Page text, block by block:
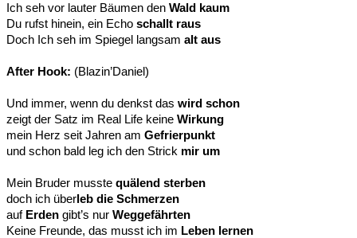
Ich seh vor lauter Bäumen den Wald kaum
Du rufst hinein, ein Echo schallt raus
Doch Ich seh im Spiegel langsam alt aus
After Hook: (Blazin’Daniel)
Und immer, wenn du denkst das wird schon
zeigt der Satz im Real Life keine Wirkung
mein Herz seit Jahren am Gefrierpunkt
und schon bald leg ich den Strick mir um
Mein Bruder musste quälend sterben
doch ich über leb die Schmerzen
auf Erden gibt’s nur Weggefährten
Keine Freunde, das musst ich im Leben lernen